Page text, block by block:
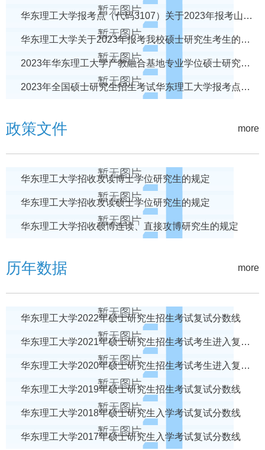
华东理工大学报考点（代码3107）关于2023年报考山西省招生单位硕士研究生考生的重要提醒（更新中）
华东理工大学关于2023年报考我校硕士研究生考生的重要提醒
2023年华东理工大学产教融合基地专业学位硕士研究生招生简章
2023年全国硕士研究生招生考试华东理工大学报考点（代码3107）报名公告
政策文件 more
华东理工大学招收攻读博士学位研究生的规定
华东理工大学招收攻读硕士学位研究生的规定
华东理工大学招收硕博连读、直接攻博研究生的规定
历年数据 more
华东理工大学2022年硕士研究生招生考试复试分数线
华东理工大学2021年硕士研究生招生考试考生进入复试的初试成绩基本要求
华东理工大学2020年硕士研究生招生考试考生进入复试的初试成绩基本要求
华东理工大学2019年硕士研究生招生考试复试分数线​
华东理工大学2018年硕士研究生入学考试复试分数线
华东理工大学2017年硕士研究生入学考试复试分数线